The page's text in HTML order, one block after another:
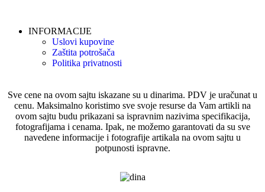
INFORMACIJE
Uslovi kupovine
Zaštita potrošača
Politika privatnosti
Sve cene na ovom sajtu iskazane su u dinarima. PDV je uračunat u
cenu. Maksimalno koristimo sve svoje resurse da Vam artikli na
ovom sajtu budu prikazani sa ispravnim nazivima specifikacija,
fotografijama i cenama. Ipak, ne možemo garantovati da su sve
navedene informacije i fotografije artikala na ovom sajtu u
potpunosti ispravne.